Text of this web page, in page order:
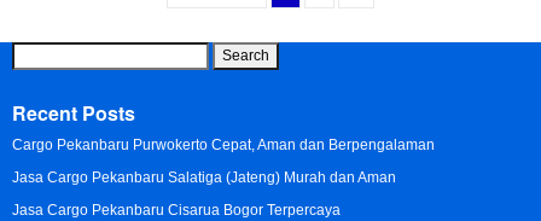
for:
Recent Posts
Cargo Pekanbaru Purwokerto Cepat, Aman dan Berpengalaman
Jasa Cargo Pekanbaru Salatiga (Jateng) Murah dan Aman
Jasa Cargo Pekanbaru Cisarua Bogor Terpercaya